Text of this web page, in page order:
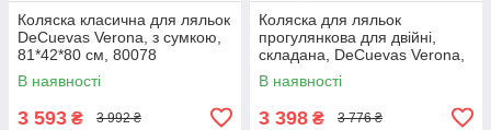
Коляска класична для ляльок
DeCuevas Verona, з сумкою,
81*42*80 см, 80078
В наявності
3 593 ₴ 3 992 ₴
Коляска для ляльок
прогулянкова для двійні,
складана, DeCuevas Verona,
40*70*72см, 90378
В наявності
3 398 ₴ 3 776 ₴